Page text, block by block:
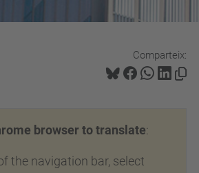
Comparteix:
browser to translate:
the navigation bar, select